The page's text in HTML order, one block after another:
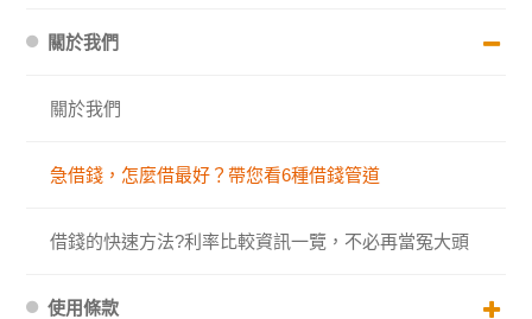
關於我們
關於我們
急借錢，怎麼借最好？帶您看6種借錢管道
借錢的快速方法?利率比較資訊一覽，不必再當冤大頭
使用條款